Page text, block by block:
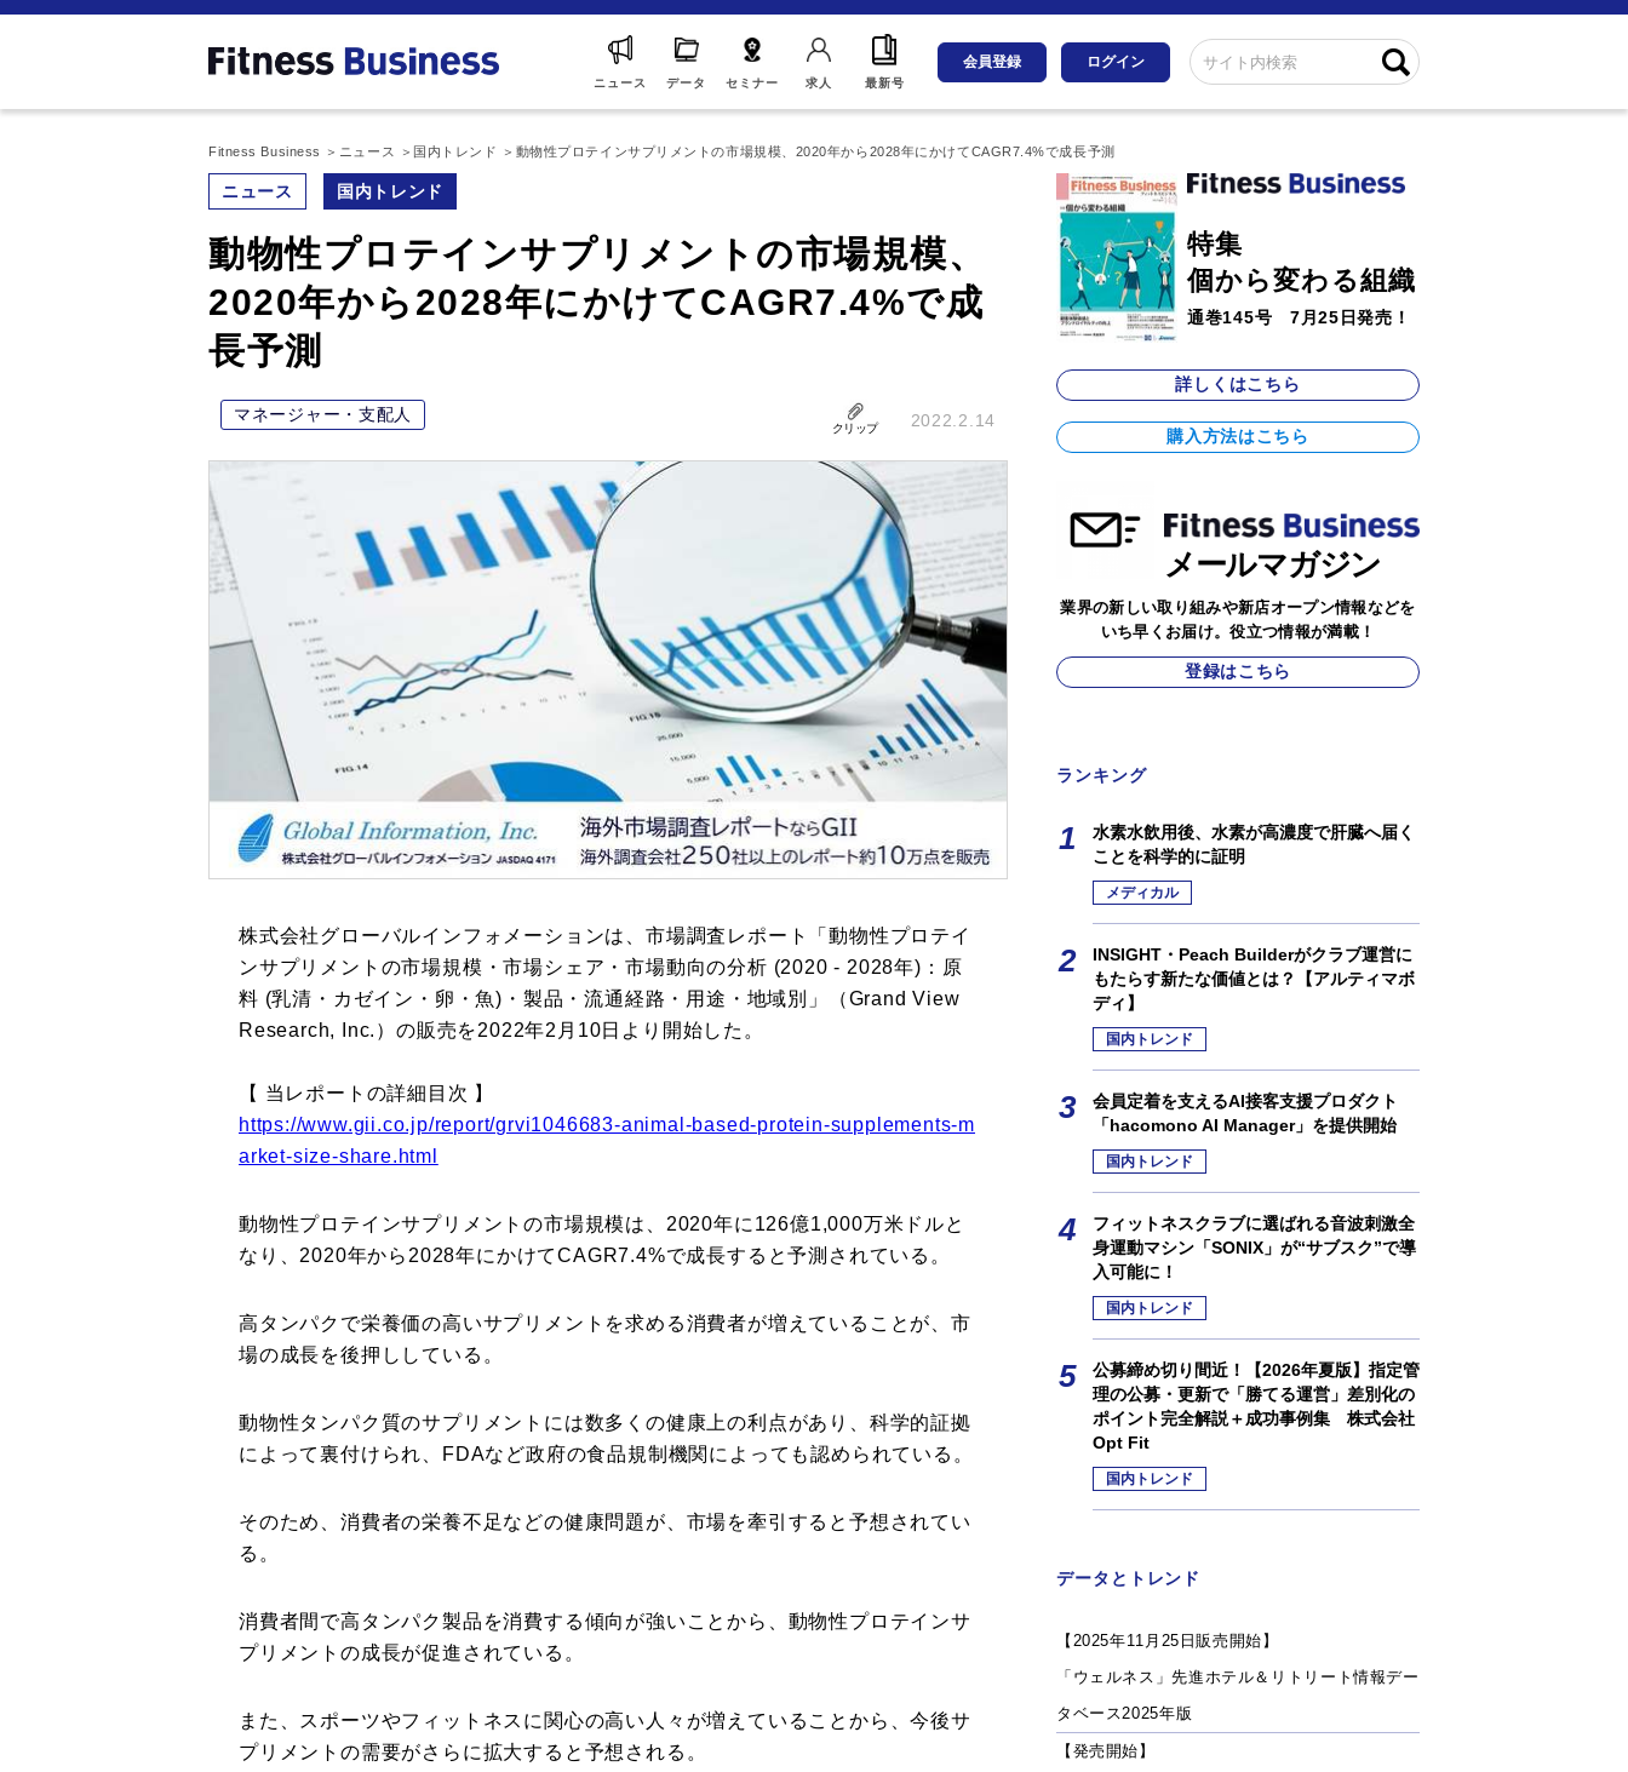
ニュース データ セミナー 求人 最新号
会員登録 ログイン
Fitness Business ニュース 国内トレンド 動物性プロテインサプリメントの市場規模、2020年から2028年にかけてCAGR7.4%で成長予測
ニュース 国内トレンド
動物性プロテインサプリメントの市場規模、
2020年から2028年にかけてCAGR7.4%で成
長予測
マネージャー・支配人
クリップ 2022.2.14
株式会社グローバルインフォメーションは、市場調査レポート「動物性プロテイ
ンサプリメントの市場規模・市場シェア・市場動向の分析 (2020 - 2028年)：原
料 (乳清・カゼイン・卵・魚)・製品・流通経路・用途・地域別」（Grand View
Research, Inc.）の販売を2022年2月10日より開始した。
【 当レポートの詳細目次 】
https://www.gii.co.jp/report/grvi1046683-animal-based-protein-supplements-m
arket-size-share.html
動物性プロテインサプリメントの市場規模は、2020年に126億1,000万米ドルと
なり、2020年から2028年にかけてCAGR7.4%で成長すると予測されている。
高タンパクで栄養価の高いサプリメントを求める消費者が増えていることが、市
場の成長を後押ししている。
動物性タンパク質のサプリメントには数多くの健康上の利点があり、科学的証拠
によって裏付けられ、FDAなど政府の食品規制機関によっても認められている。
そのため、消費者の栄養不足などの健康問題が、市場を牽引すると予想されてい
る。
消費者間で高タンパク製品を消費する傾向が強いことから、動物性プロテインサ
プリメントの成長が促進されている。
また、スポーツやフィットネスに関心の高い人々が増えていることから、今後サ
プリメントの需要がさらに拡大すると予想される。
特集
個から変わる組織
通巻145号 7月25日発売！
詳しくはこちら
購入方法はこちら
メールマガジン
業界の新しい取り組みや新店オープン情報などを
いち早くお届け。役立つ情報が満載！
登録はこちら
ランキング
水素水飲用後、水素が高濃度で肝臓へ届く
ことを科学的に証明
メディカル
INSIGHT・Peach Builderがクラブ運営に
もたらす新たな価値とは？【アルティマボ
ディ】
国内トレンド
会員定着を支えるAI接客支援プロダクト
「hacomono AI Manager」を提供開始
国内トレンド
フィットネスクラブに選ばれる音波刺激全
身運動マシン「SONIX」が“サブスク”で導
入可能に！
国内トレンド
公募締め切り間近！【2026年夏版】指定管
理の公募・更新で「勝てる運営」差別化の
ポイント完全解説＋成功事例集 株式会社
Opt Fit
国内トレンド
データとトレンド
【2025年11月25日販売開始】
「ウェルネス」先進ホテル＆リトリート情報デー
タベース2025年版
【発売開始】